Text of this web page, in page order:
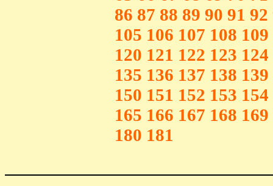
86 87 88 89 90 91 92
105 106 107 108 109
120 121 122 123 124
135 136 137 138 139
150 151 152 153 154
165 166 167 168 169
180 181